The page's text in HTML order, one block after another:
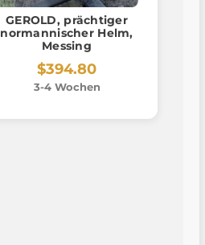
GEROLD, prächtiger
normannischer Helm,
Messing
$394.80
3-4 Wochen